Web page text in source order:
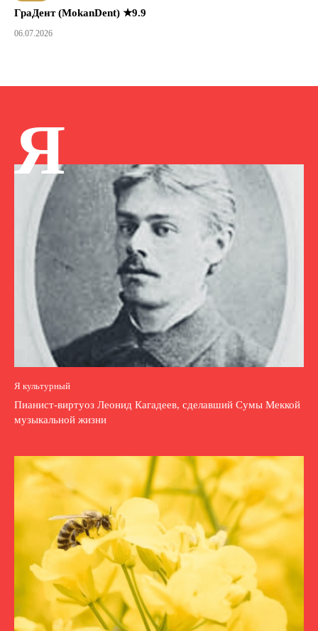
ГраДент (MokanDent) ★9.9
06.07.2026
Я
Я культурный
Пианист-виртуоз Леонид Кагадеев, сделавший Сумы Меккой
музыкальной жизни